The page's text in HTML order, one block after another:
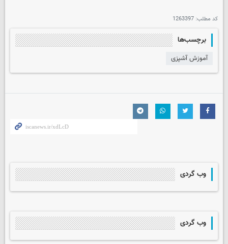
کد مطلب: 1263397
برچسب‌ها
آموزش آشپزی
وب گردی
وب گردی